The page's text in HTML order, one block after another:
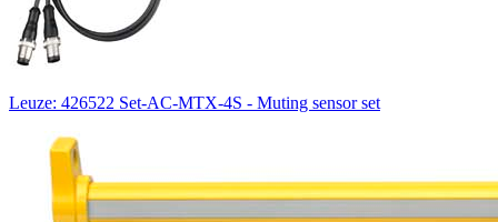
Leuze: 426522 Set-AC-MTX-4S - Muting sensor set